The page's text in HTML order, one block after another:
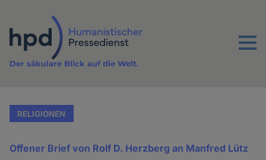
Inhalt
Menu
Der säkulare Blick auf die Welt.
RELIGIONEN
Offener Brief von Rolf D. Herzberg an Manfred Lütz